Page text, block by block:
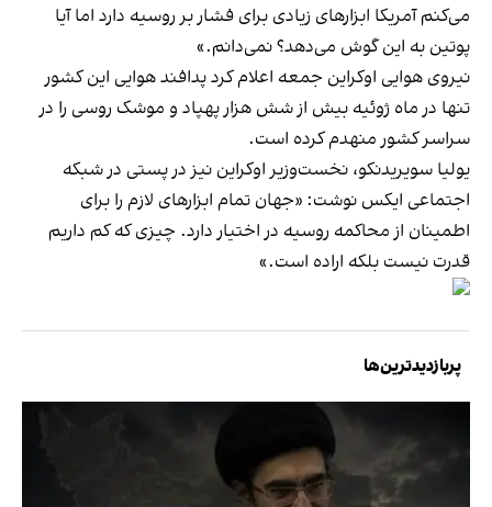
می‌کنم آمریکا ابزارهای زیادی برای فشار بر روسیه دارد اما آیا
پوتین به این گوش می‌دهد؟ نمی‌دانم.»
نیروی هوایی اوکراین جمعه اعلام کرد پدافند هوایی این کشور
تنها در ماه ژوئیه بیش از شش هزار پهپاد و موشک روسی را در
سراسر کشور منهدم کرده است.
یولیا سویریدنکو، نخست‌وزیر اوکراین نیز در پستی در شبکه
اجتماعی ایکس نوشت: «جهان تمام ابزارهای لازم را برای
اطمینان از محاکمه روسیه در اختیار دارد. چیزی که کم داریم
قدرت نیست بلکه اراده است.»
پربازدیدترین‌ها